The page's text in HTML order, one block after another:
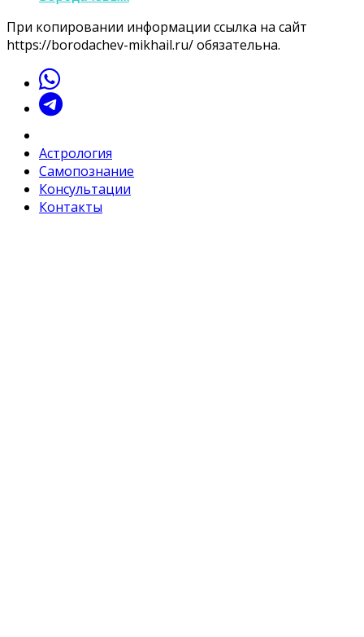
При копировании информации ссылка на сайт
https://borodachev-mikhail.ru/ обязательна.
Астрология
Самопознание
Консультации
Контакты